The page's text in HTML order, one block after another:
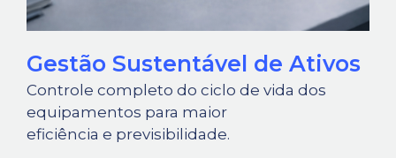
Gestão Sustentável de Ativos
Controle completo do ciclo de vida dos
equipamentos para maior
eficiência e previsibilidade.